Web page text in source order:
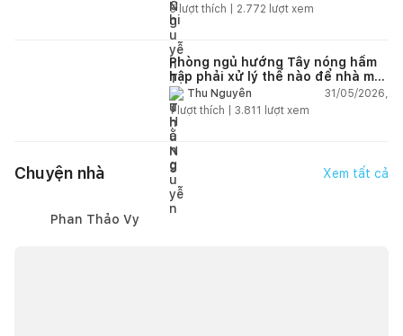
5lượt thích | 2.772 lượt xem
Phòng ngủ hướng Tây nóng hầm
hập phải xử lý thế nào để nhà mát
hơn?Thu Nguyễn
31/05/2026,
1lượt thích | 3.811 lượt xem
Chuyện nhà Xem tất cả
Phan Thảo Vy